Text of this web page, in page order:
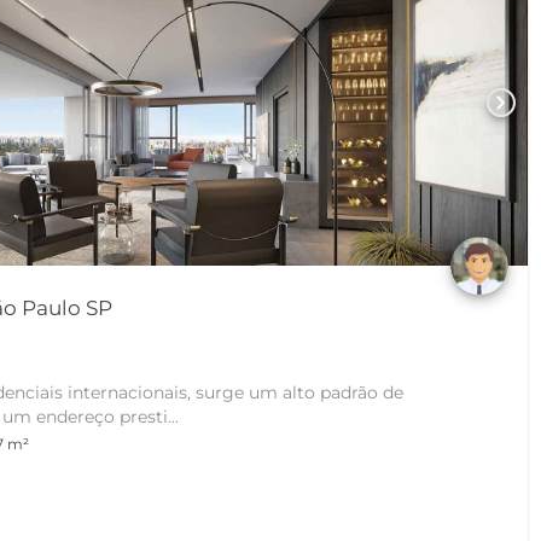
chevron_right
Paulo SP
internacionais, surge um alto padrão de
endereço presti...
m²